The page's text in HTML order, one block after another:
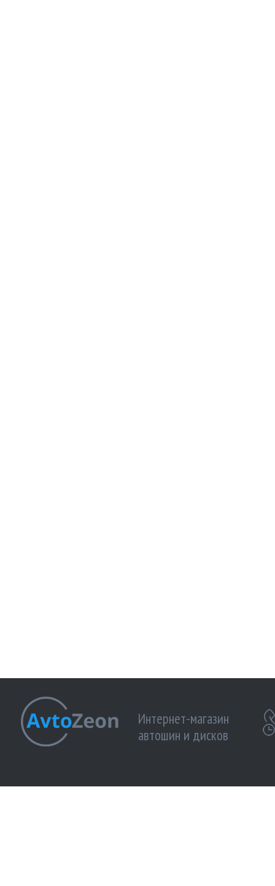
Интернет-магазин
автошин и дисков